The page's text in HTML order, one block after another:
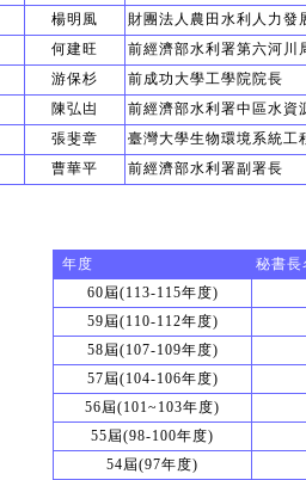
楊明風
財團法人農田水利人力發
何建旺
前經濟部水利署第六河川
游保杉
前成功大學工學院院長
陳弘凷
前經濟部水利署中區水資
張斐章
臺灣大學生物環境系統工
曹華平 前經濟部水利署副署長
年度
秘書長
60屆(113-115年度)
59屆(110-112年度)
58屆(107-109年度)
57屆(104-106年度)
56屆(101~103年度)
55屆(98-100年度)
54屆(97年度)